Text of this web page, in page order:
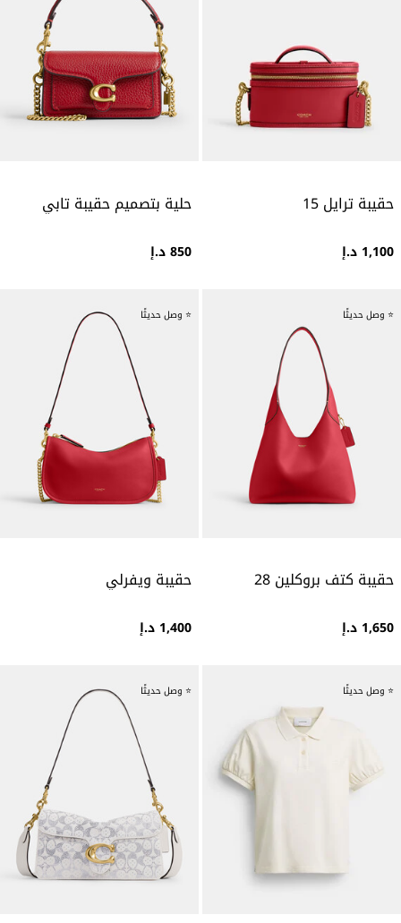
حقيبة ترايل 15
1,100 د.إ
حلية بتصميم حقيبة تابي
850 د.إ
⭐ وصل حديثًا
حقيبة كتف بروكلين 28
1,650 د.إ
⭐ وصل حديثًا
حقيبة ويفرلي
1,400 د.إ
⭐ وصل حديثًا ⭐ وصل حديثًا